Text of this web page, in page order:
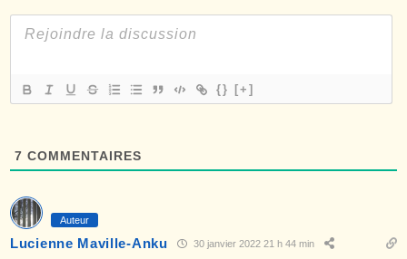
{} [+]
7 COMMENTAIRES
Auteur
Lucienne Maville-Anku 30 janvier 2022 21 h 44 min